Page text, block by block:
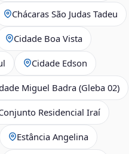
Chácaras São Judas Tadeu
Cidade Boa Vista
Cidade Edson
Miguel Badra (Gleba 02)
Residencial Iraí
Estância Angelina